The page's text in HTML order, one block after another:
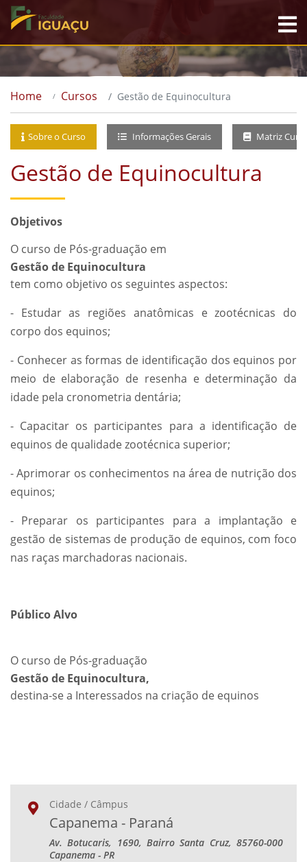
Home Cursos Gestão de Equinocultura
Sobre o Curso Informações Gerais Matriz
Gestão de Equinocultura
Objetivos
O curso de Pós-graduação em
Gestão de Equinocultura
tem como objetivo os seguintes aspectos:
- Estudar as regiões anatômicas e zootécnicas do
corpo dos equinos;
- Conhecer as formas de identificação dos equinos por
meio de elaboração de resenha e determinação da
idade pela cronometria dentária;
- Capacitar os participantes para a identificação de
equinos de qualidade zootécnica superior;
- Aprimorar os conhecimentos na área de nutrição dos
equinos;
- Preparar os participantes para a implantação e
gestão de sistemas de produção de equinos, com foco
nas raças marchadoras nacionais.
Público Alvo
O curso de Pós-graduação
Gestão de Equinocultura,
destina-se a Interessados na criação de equinos
Cidade / Câmpus
Capanema - Paraná
Av. Botucaris, 1690, Bairro Santa Cruz, 85760-000
Capanema - PR